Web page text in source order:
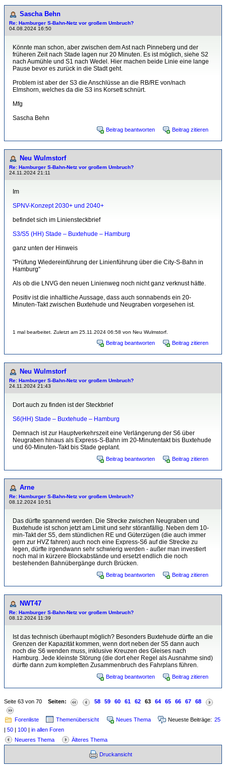
Sascha Behn
Re: Hamburger S-Bahn-Netz vor großem Umbruch?
04.08.2024 16:50
Könnte man schon, aber zwischen dem Ast nach Pinneberg und der
früheren Zeit nach Stade lagen nur 20 Minuten. Es ist möglich, siehe S2
nach Aumühle und S1 nach Wedel. Hier machen beide Linie eine lange
Pause bevor es zurück in die Stadt geht.
Problem ist aber der S3 die Anschlüsse an die RB/RE von/nach
Elmshorn, welches da die S3 ins Korsett schnürt.
Mfg
Sascha Behn
Beitrag beantworten Beitrag zitieren
Neu Wulmstorf
Re: Hamburger S-Bahn-Netz vor großem Umbruch?
24.11.2024 21:11
Im
SPNV-Konzept 2030+ und 2040+
befindet sich im Liniensteckbrief
S3/S5 (HH) Stade – Buxtehude – Hamburg
ganz unten der Hinweis
"Prüfung Wiedereinführung der Linienführung über die City‐S‐Bahn in
Hamburg"
Als ob die LNVG den neuen Linienweg noch nicht ganz verknust hätte.
Positiv ist die inhaltliche Aussage, dass auch sonnabends ein 20-
Minuten-Takt zwischen Buxtehude und Neugraben vorgesehen ist.
1 mal bearbeitet. Zuletzt am 25.11.2024 06:58 von Neu Wulmstorf.
Beitrag beantworten Beitrag zitieren
Neu Wulmstorf
Re: Hamburger S-Bahn-Netz vor großem Umbruch?
24.11.2024 21:43
Dort auch zu finden ist der Steckbrief
S6(HH) Stade – Buxtehude – Hamburg
Demnach ist zur Hauptverkehrszeit eine Verlängerung der S6 über
Neugraben hinaus als Express-S-Bahn im 20-Minutentakt bis Buxtehude
und 60-Minuten-Takt bis Stade geplant.
Beitrag beantworten Beitrag zitieren
Arne
Re: Hamburger S-Bahn-Netz vor großem Umbruch?
08.12.2024 10:51
Das dürfte spannend werden. Die Strecke zwischen Neugraben und
Buxtehude ist schon jetzt am Limit und sehr störanfällig. Neben dem 10-
min-Takt der S5, dem stündlichen RE und Güterzügen (die auch immer
gern zur HVZ fahren) auch noch eine Express-S6 auf die Strecke zu
legen, dürfte irgendwann sehr schwierig werden - außer man investiert
noch mal in kürzere Blockabstände und ersetzt endlich die noch
bestehenden Bahnübergänge durch Brücken.
Beitrag beantworten Beitrag zitieren
NWT47
Re: Hamburger S-Bahn-Netz vor großem Umbruch?
08.12.2024 11:39
Ist das technisch überhaupt möglich? Besonders Buxtehude dürfte an die
Grenzen der Kapazität kommen, wenn dort neben der S5 dann auch
noch die S6 wenden muss, inklusive Kreuzen des Gleises nach
Hamburg. Jede kleinste Störung (die dort eher Regel als Ausnahme sind)
dürfte dann zum kompletten Zusammenbruch des Fahrplans führen.
Beitrag beantworten Beitrag zitieren
Seite 63 von 70 Seiten: 58 59 60 61 62 63 64 65 66 67 68
Forenliste Themenübersicht Neues Thema Neueste Beiträge: 25
| 50 | 100 | in allen Foren
Neueres Thema
Älteres Thema
Druckansicht